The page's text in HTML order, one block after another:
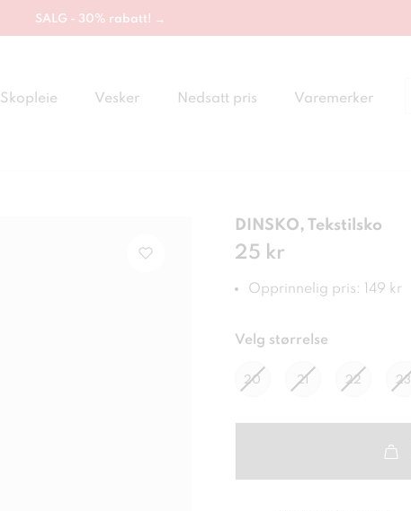
SALG - 30% rabatt! →
Skopleie Vesker Nedsatt pris Varemerker
DINSKO, Tekstilsko
Pris :25 kr
25 kr
Opprinnelig pris: 149 kr
Velg størrelse
20 21 22 23